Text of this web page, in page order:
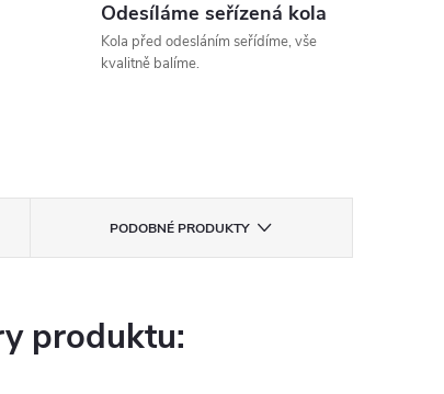
Odesíláme seřízená kola
Kola před odesláním seřídíme, vše
kvalitně balíme.
PODOBNÉ PRODUKTY
produktu: